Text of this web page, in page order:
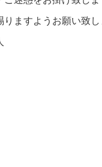
ますようお願い致し